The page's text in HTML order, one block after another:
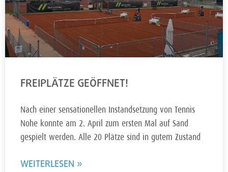
FREIPLÄTZE GEÖFFNET!
Nach einer sensationellen Instandsetzung von Tennis
Nohe konnte am 2. April zum ersten Mal auf Sand
gespielt werden. Alle 20 Plätze sind in gutem Zustand
WEITERLESEN »